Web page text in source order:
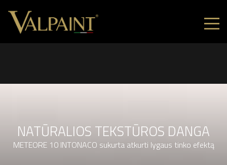
NATŪRALIOS TEKSTŪROS DANGA
METEORE 10 INTONACO sukurta atkurti lygaus tinko efektą